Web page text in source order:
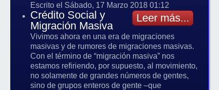
Escrito el Sábado, 17 Marzo 2018 01:12
Leer más...
Crédito Social y
Migración Masiva
Vivimos ahora en una era de migraciones
masivas y de rumores de migraciones masivas.
Con el término de “migración masiva” nos
estamos refiriendo, por supuesto, al movimiento,
no solamente de grandes números de gentes,
sino de grupos enteros de gente –que